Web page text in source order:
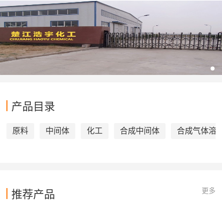
产品目录
原料 中间体 化工 合成中间体 合成气体溶
推荐产品 更多